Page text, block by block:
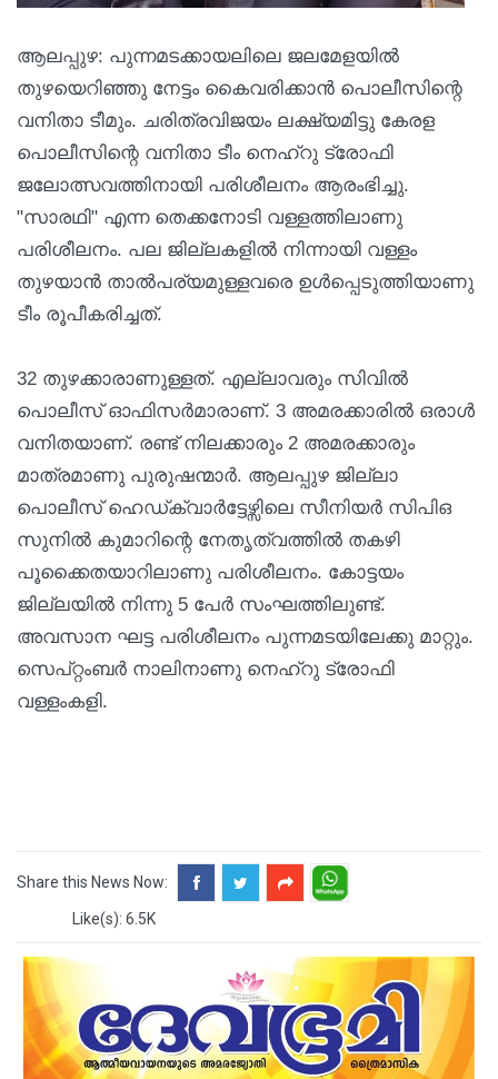
ആലപ്പുഴ: പുന്നമടക്കായലിലെ ജലമേളയിൽ
തുഴയെറിഞ്ഞു നേട്ടം കൈവരിക്കാൻ പൊലീസിന്റെ
വനിതാ ടീമും. ചരിത്രവിജയം ലക്ഷ്യമിട്ടു കേരള
പൊലീസിന്റെ വനിതാ ടീം നെഹ്റു ട്രോഫി
ജലോത്സവത്തിനായി പരിശീലനം ആരംഭിച്ചു.
"സാരഥി" എന്ന തെക്കനോടി വള്ളത്തിലാണു
പരിശീലനം. പല ജില്ലകളിൽ നിന്നായി വള്ളം
തുഴയാൻ താൽപര്യമുള്ളവരെ ഉൾപ്പെടുത്തിയാണു
ടീം രൂപീകരിച്ചത്.
32 തുഴക്കാരാണുള്ളത്. എല്ലാവരും സിവിൽ
പൊലീസ് ഓഫിസർമാരാണ്. 3 അമരക്കാരിൽ ഒരാൾ
വനിതയാണ്. രണ്ട് നിലക്കാരും 2 അമരക്കാരും
മാത്രമാണു പുരുഷന്മാർ. ആലപ്പുഴ ജില്ലാ
പൊലീസ് ഹെഡ്ക്വാർട്ടേഴ്സിലെ സീനിയർ സിപിഒ
സുനിൽ കുമാറിന്റെ നേതൃത്വത്തിൽ തകഴി
പൂക്കൈതയാറിലാണു പരിശീലനം. കോട്ടയം
ജില്ലയിൽ നിന്നു 5 പേർ സംഘത്തിലുണ്ട്.
അവസാന ഘട്ട പരിശീലനം പുന്നമടയിലേക്കു മാറ്റും.
സെപ്റ്റംബർ നാലിനാണു നെഹ്റു ട്രോഫി
വള്ളംകളി.
Share this News Now:
Like(s): 6.5K